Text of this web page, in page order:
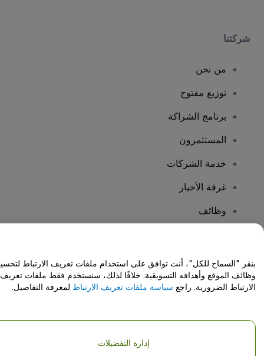
شركتنا
من نحن
توزيع مفتوح
برنامج الشراكة
المستثمرون
خدمة الشركات
غرفة الأخبار
وظائف
مركز المساعدة / اتصل بنا
حقوق النشر © شركة فياجوجو المحدودة 2026
تفاصيل الشركة
بنقر "السماح للكل"، أنت توافق على استخدام ملفات تعريف الارتباط
وظائف الموقع وأهدافه التسويقية. خلافًا لذلك، سنستخدم فقط ملفات تعريف
الارتباط الضرورية. راجع سياسة ملفات تعريف الارتباط لمعرفة التفاصيل.
إدارة التفضيلات